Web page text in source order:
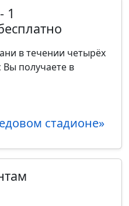
1
в течении четырёх
Вы получаете в
стадионе»